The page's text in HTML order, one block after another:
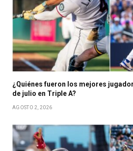
¿Quiénes fueron los mejores
de julio en Triple A?
AGOSTO 2, 2026